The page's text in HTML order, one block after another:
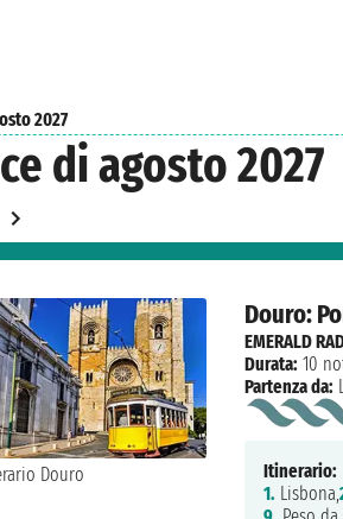
2027
di agosto 2027
Douro:
EMERALD
Durata: 10
Partenza da:
Itinerario:
1. Lisbona,